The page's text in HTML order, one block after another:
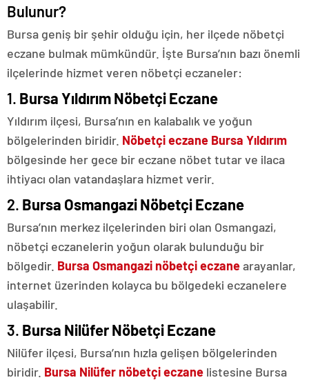
Bulunur?
Bursa geniş bir şehir olduğu için, her ilçede nöbetçi
eczane bulmak mümkündür. İşte Bursa’nın bazı önemli
ilçelerinde hizmet veren nöbetçi eczaneler:
1. Bursa Yıldırım Nöbetçi Eczane
Yıldırım ilçesi, Bursa’nın en kalabalık ve yoğun
bölgelerinden biridir. Nöbetçi eczane Bursa Yıldırım
bölgesinde her gece bir eczane nöbet tutar ve ilaca
ihtiyacı olan vatandaşlara hizmet verir.
2. Bursa Osmangazi Nöbetçi Eczane
Bursa’nın merkez ilçelerinden biri olan Osmangazi,
nöbetçi eczanelerin yoğun olarak bulunduğu bir
bölgedir. Bursa Osmangazi nöbetçi eczanearayanlar,
internet üzerinden kolayca bu bölgedeki eczanelere
ulaşabilir.
3. Bursa Nilüfer Nöbetçi Eczane
Nilüfer ilçesi, Bursa’nın hızla gelişen bölgelerinden
biridir. Bursa Nilüfer nöbetçi eczane listesine Bursa